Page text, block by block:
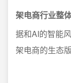
架电商行业整
据和AI的智能
架电商的生态版